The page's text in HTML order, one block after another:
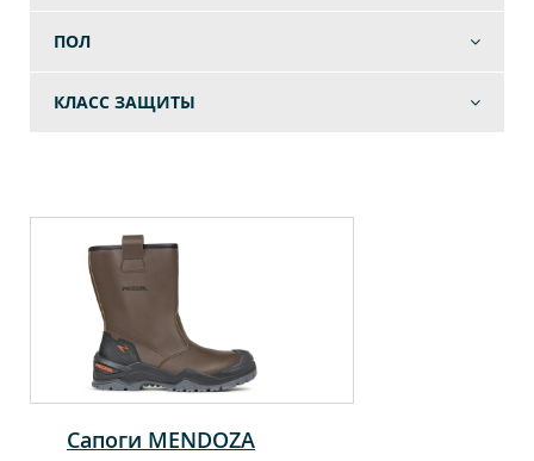
ПОЛ
КЛАСС ЗАЩИТЫ
Сапоги MENDOZA